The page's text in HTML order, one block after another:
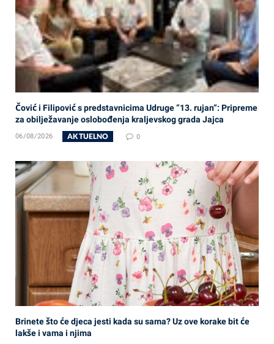
Čović i Filipović s predstavnicima Udruge “13. rujan“: Pripreme
za obilježavanje oslobođenja kraljevskog grada Jajca
06/08/2026 AKTUELNO 0
Brinete što će djeca jesti kada su sama? Uz ove korake bit će
lakše i vama i njima